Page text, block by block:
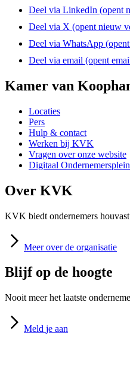
Deel via LinkedIn (opent
Deel via X (opent nieuw
Deel via WhatsApp
Deel via email (opent
Kamer van
Locaties
Pers
Hulp & contact
Werken bij KVK
Vragen over onze website
Digitaal Ondernemersplein
Over KVK
KVK biedt ondernemers
Meer over de organisatie
Blijf op de hoogte
Nooit meer het laatste
Meld je aan